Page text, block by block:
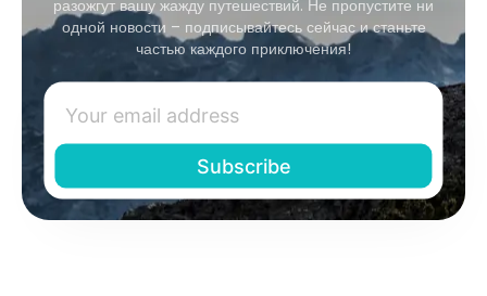
разожгут вашу жажду путешествий. Не пропустите ни
одной новости – подписывайтесь сейчас и станьте
частью каждого приключения!